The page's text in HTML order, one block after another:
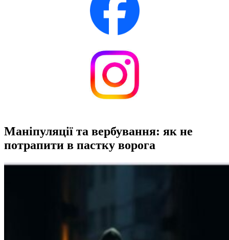
Маніпуляції та вербування: як не
потрапити в пастку ворога